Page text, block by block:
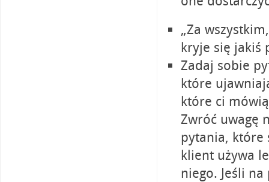
„Za
kryje się jakiś
Zadaj sobie
które
które ci
Zwróć uwagę
pytania, które
klient używa
niego. Jeśli